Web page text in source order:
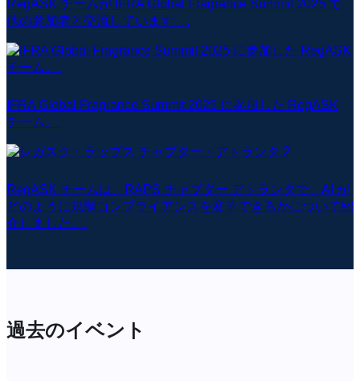
RegASK チームが IFRA Global Fragrance Summit 2025 で
他の参加者と交流しています。.
IFRA Global Fragrance Summit 2025 に参加した RegASK
チーム。.
RegASK チームは、RAPS チャプター アトランタで、AI が
どのように規制コンプライアンスを変革できるかについて紹
介しました。.
過去のイベント